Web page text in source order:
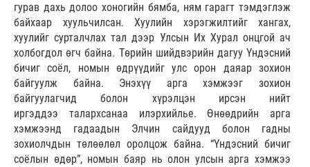
гурав дахь долоо хоногийн бямба, ням гарагт тэмдэглэж
байхаар хуульчилсан. Хуулийн хэрэгжилтийг хангах,
хуулийг сурталчлах тал дээр Улсын Их Хурал онцгой ач
холбогдол өгч байна. Төрийн шийдвэрийн дагуу Үндэсний
бичиг соёл, номын өдрүүдийг улс орон даяар зохион
байгуулж байна. Энэхүү арга хэмжээг зохион
байгуулагчид болон хүрэлцэн ирсэн нийт
иргэддээ талархсанаа илэрхийлье. Өнөөдрийн арга
хэмжээнд гадаадын Элчин сайдууд болон гадны
зохиолчдын төлөөлөл оролцож байна. “Үндэсний бичиг
соёлын өдөр”, номын баяр нь олон улсын арга хэмжээ